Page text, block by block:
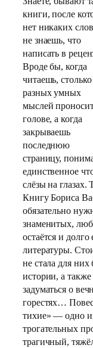
книги, после
нет никаких
не знаешь, что
написать в
Вроде бы, когда
читаешь, столько
разных умных
мыслей
голове, а когда
закрываешь
последнюю
страницу,
единственное
слёзы на глазах.
Книгу Бориса
обязательно
знаменитых,
остаётся и
литературы.
не стала для них
истории, а
задуматься о
горестях…
тихие» — одно
трогательных
трагичный,